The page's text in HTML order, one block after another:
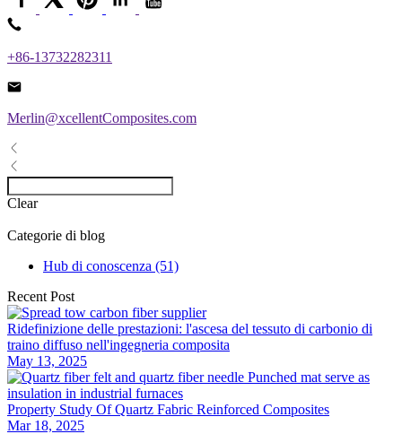
+86-13732282311
Merlin@xcellentComposites.com
Clear
Categorie di blog
Hub di conoscenza (51)
Recent Post
Ridefinizione delle prestazioni: l'ascesa del tessuto di carbonio di
traino diffuso nell'ingegneria composita
May 13, 2025
Property Study Of Quartz Fabric Reinforced Composites
Mar 18, 2025